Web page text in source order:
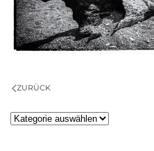
ZURÜCK
Kategorien